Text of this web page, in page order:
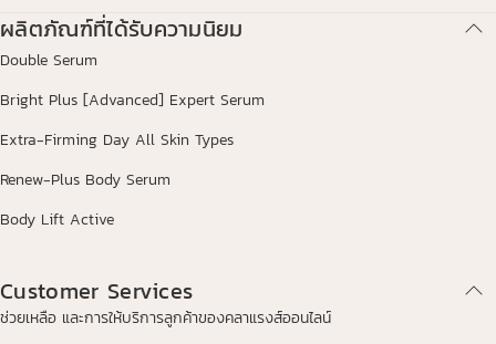
ผลิตภัณฑ์ที่ได้รับความนิยม
Double Serum
Bright Plus [Advanced] Expert Serum
Extra-Firming Day All Skin Types
Renew-Plus Body Serum
Body Lift Active
Customer Services
ช่วยเหลือ และการให้บริการลูกค้าของคลาแรงส์ออนไลน์